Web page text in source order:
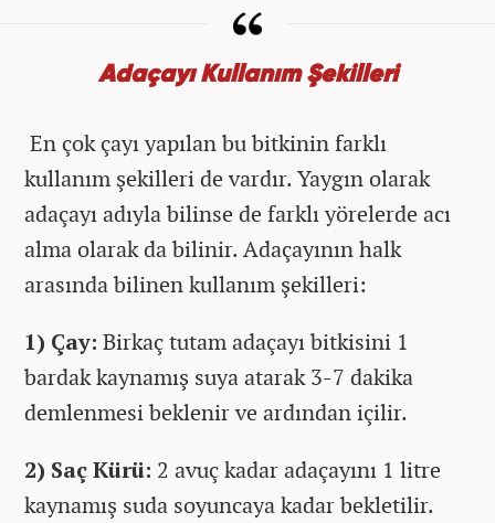
Adaçayı Kullanım Şekilleri
En çok çayı yapılan bu bitkinin farklı
kullanım şekilleri de vardır. Yaygın olarak
adaçayı adıyla bilinse de farklı yörelerde acı
alma olarak da bilinir. Adaçayının halk
arasında bilinen kullanım şekilleri:
1) Çay: Birkaç tutam adaçayı bitkisini 1
bardak kaynamış suya atarak 3-7 dakika
demlenmesi beklenir ve ardından içilir.
2) Saç Kürü: 2 avuç kadar adaçayını 1 litre
kaynamış suda soyuncaya kadar bekletilir.